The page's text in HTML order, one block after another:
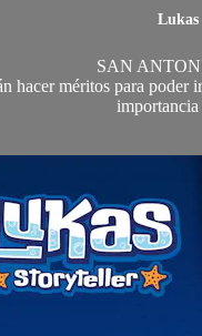
Lukas
SAN
hacer méritos para